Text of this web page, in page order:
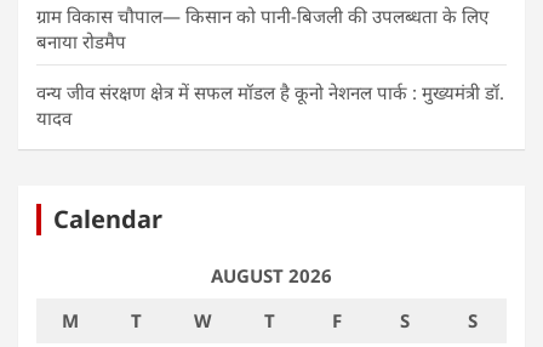
ग्राम विकास चौपाल— किसान को पानी-बिजली की उपलब्धता के लिए
बनाया रोडमैप
वन्य जीव संरक्षण क्षेत्र में सफल मॉडल है कूनो नेशनल पार्क : मुख्यमंत्री डॉ.
यादव
Calendar
AUGUST 2026
M
T W T F S
S